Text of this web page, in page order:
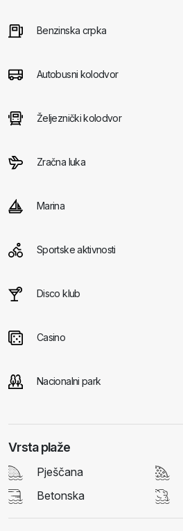
Benzinska crpka
Autobusni kolodvor
Željeznički kolodvor
Zračna luka
Marina
Sportske aktivnosti
Disco klub
Casino
Nacionalni park
Vrsta plaže
Pješčana
Betonska